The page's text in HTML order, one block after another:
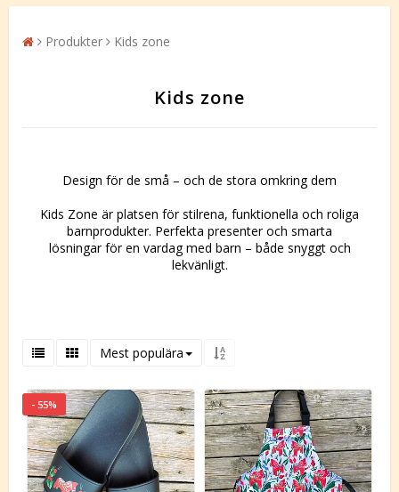
Produkter Kids zone
Kids zone
Design för de små – och de stora omkring dem
Kids Zone är platsen för stilrena, funktionella och roliga
barnprodukter. Perfekta presenter och smarta
lösningar för en vardag med barn – både snyggt och
lekvänligt.
Mest populära
- 55%